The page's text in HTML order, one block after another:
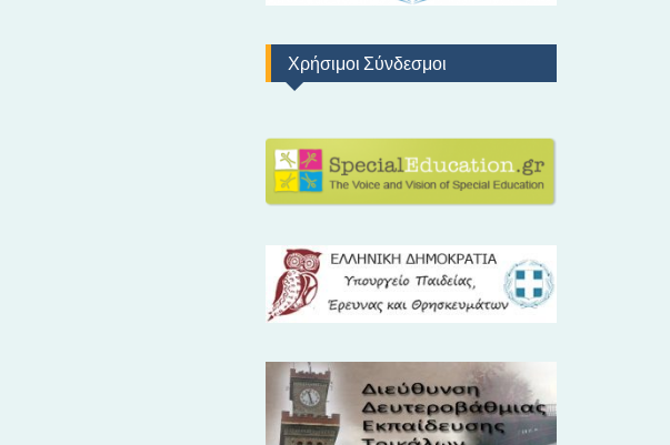
Χρήσιμοι Σύνδεσμοι